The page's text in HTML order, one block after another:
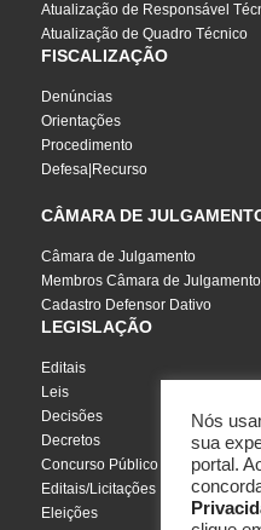
Atualização de Responsável
Atualização de Quadro Técnico
FISCALIZAÇÃO
Denúncias
Orientações
Procedimento
Defesa|Recurso
CÂMARA DE
Câmara de Julgamento
Membros Câmara de Julgamento
Cadastro Defensor Dativo
LEGISLAÇÃO
Editais
Leis
Decisões
Decretos
Concurso Público
Editais/Licitações
Eleições
Nós
sua
portal.